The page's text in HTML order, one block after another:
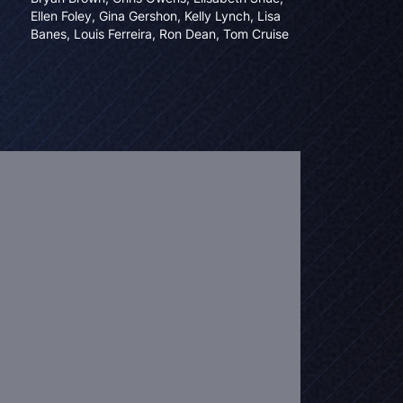
Ellen Foley, Gina Gershon, Kelly Lynch, Lisa
Banes, Louis Ferreira, Ron Dean, Tom Cruise